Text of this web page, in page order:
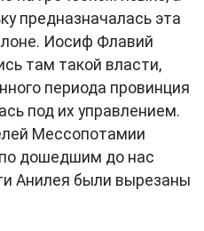
предназначалась эта
Иосиф Флавий
там такой власти,
периода провинция
под их управлением.
Мессопотамии
дошедшим до нас
Анилея были вырезаны